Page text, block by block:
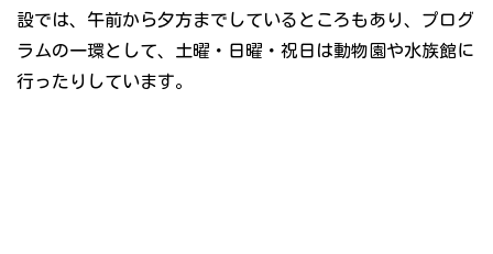
設では、午前から夕方までしているところもあり、プログ
ラムの一環として、土曜・日曜・祝日は動物園や水族館に
行ったりしています。